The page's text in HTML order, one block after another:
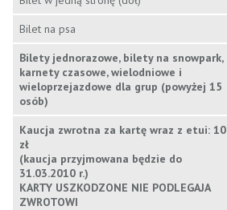
Bilet na psa
Bilety jednorazowe, bilety na snowpark,
karnety czasowe, wielodniowe i
wieloprzejazdowe dla grup (powyżej 15
osób)
Kaucja zwrotna za kartę wraz z etui: 10
zł
(kaucja przyjmowana będzie do
31.03.2010 r.)
KARTY USZKODZONE NIE PODLEGAJA
ZWROTOWI